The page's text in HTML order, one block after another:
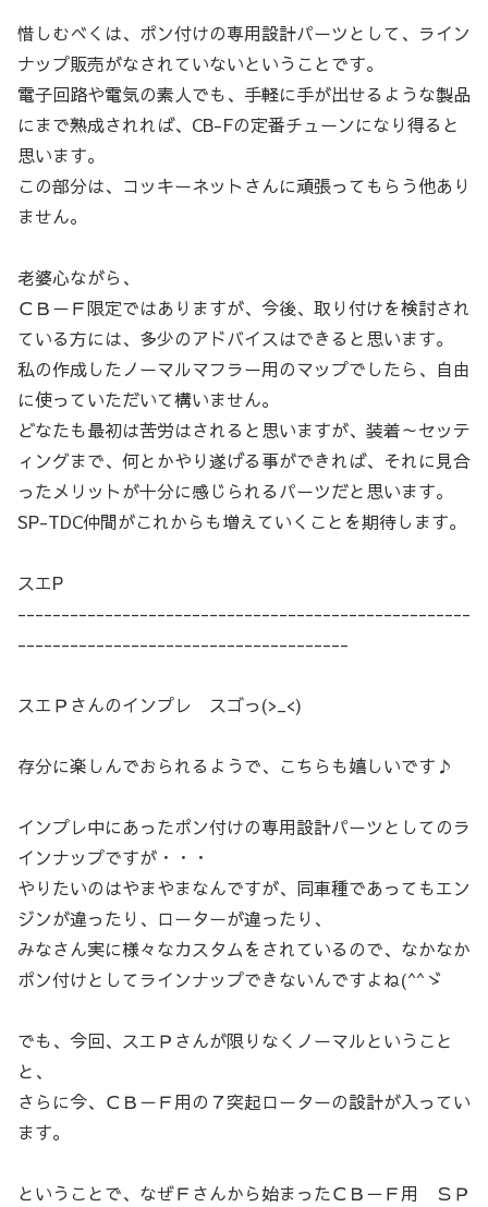
惜しむべくは、ポン付けの専用設計パーツとして、ライン
ナップ販売がなされていないということです。
電子回路や電気の素人でも、手軽に手が出せるような製品
にまで熟成されれば、CB-Fの定番チューンになり得ると
思います。
この部分は、コッキーネットさんに頑張ってもらう他あり
ません。
老婆心ながら、
ＣＢ－Ｆ限定ではありますが、今後、取り付けを検討され
ている方には、多少のアドバイスはできると思います。
私の作成したノーマルマフラー用のマップでしたら、自由
に使っていただいて構いません。
どなたも最初は苦労はされると思いますが、装着～セッテ
ィングまで、何とかやり遂げる事ができれば、それに見合
ったメリットが十分に感じられるパーツだと思います。
SP-TDC仲間がこれからも増えていくことを期待します。
スエP
----------------------------------------------------
--------------------------------------
スエＰさんのインプレ スゴっ(>_<)
存分に楽しんでおられるようで、こちらも嬉しいです♪
インプレ中にあったポン付けの専用設計パーツとしてのラ
インナップですが・・・
やりたいのはやまやまなんですが、同車種であってもエン
ジンが違ったり、ローターが違ったり、
みなさん実に様々なカスタムをされているので、なかなか
ポン付けとしてラインナップできないんですよね(^^ゞ
でも、今回、スエＰさんが限りなくノーマルということ
と、
さらに今、ＣＢ－Ｆ用の７突起ローターの設計が入ってい
ます。
ということで、なぜＦさんから始まったＣＢ－Ｆ用 ＳＰ